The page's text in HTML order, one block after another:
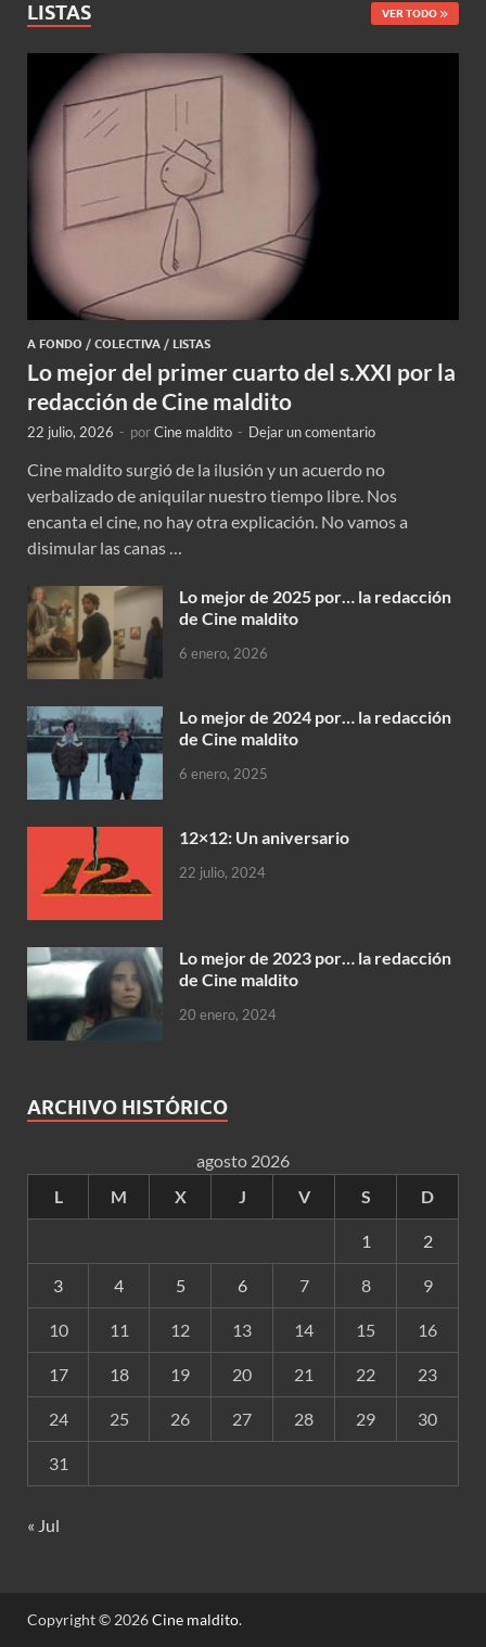
LISTAS VER TODO
A FONDO / COLECTIVA / LISTAS
Lo mejor del primer cuarto del s.XXI por la
redacción de Cine maldito
22 julio, 2026 - porCine maldito - Dejar un comentario
Cine maldito surgió de la ilusión y un acuerdo no
verbalizado de aniquilar nuestro tiempo libre. Nos
encanta el cine, no hay otra explicación. No vamos a
disimular las canas …
Lo mejor de 2025 por… la redacción
de Cine maldito
6 enero, 2026
Lo mejor de 2024 por… la redacción
de Cine maldito
6 enero, 2025
12×12: Un aniversario
22 julio, 2024
Lo mejor de 2023 por… la redacción
de Cine maldito
20 enero, 2024
ARCHIVO HISTÓRICO
agosto 2026
L
M X J V S D
1 2
3 4 5 6 7 8 9
10 11 12 13 14 15 16
17 18 19 20 21 22 23
24 25 26 27 28 29 30
31
« Jul
Copyright © 2026Cine maldito.